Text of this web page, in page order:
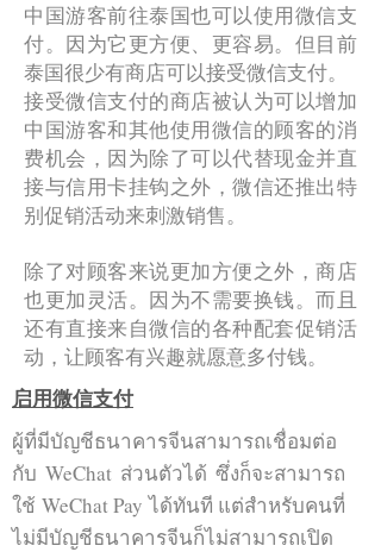
动。当来自世界任何地方的用户同时
摇一摇时，就可以将他们添加为好
友。这种方法可能看起来很奇怪，因
为除了无法指定要添加的人之外，您
可能还想知道要添加谁为陌生人。
这种方法在中国如此流行，因为微信
应用程序的创建是为了将人们联系在
能是为了将人们联系在一起而创建
的。满足数字世界的需求，在数字世
界中，许多人更加痴迷于电子产品，
过着忙碌的生活，没有时间与新朋友
建立关系。因此，此功能对于想要寻
找新朋友交谈的人来说是一个解决方
案。除了现在的朋友
一个微信账号最多可以有5000个好
友。
中国游客前往泰国也可以使用微信支
付。因为它更方便、更容易。但目前
泰国很少有商店可以接受微信支付。
接受微信支付的商店被认为可以增加
中国游客和其他使用微信的顾客的消
费机会，因为除了可以代替现金并直
接与信用卡挂钩之外，微信还推出特
别促销活动来刺激销售。
除了对顾客来说更加方便之外，商店
也更加灵活。因为不需要换钱。而且
还有直接来自微信的各种配套促销活
动，让顾客有兴趣就愿意多付钱。
启用微信支付
ผู้ที่มีบัญชีธนาคารจีนสามารถเชื่อมต่อ
กับ WeChat ส่วนตัวได้ ซึ่งก็จะสามารถ
ใช้ WeChat Pay ได้ทันที แต่สำหรับคนที่
ไม่มีบัญชีธนาคารจีนก็ไม่สามารถเปิด